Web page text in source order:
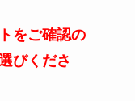
をご確認の
びくださ